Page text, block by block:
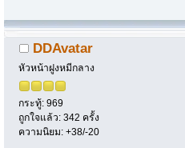
DDAvatar
หัวหน้าฝูงหมีกลาง
กระทู้: 969
ถูกใจแล้ว: 342 ครั้ง
ความนิยม: +38/-20